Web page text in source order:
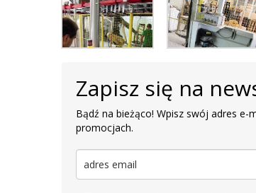
Zapisz się na
Bądź na bieżąco! Wpisz swój adres
promocjach.